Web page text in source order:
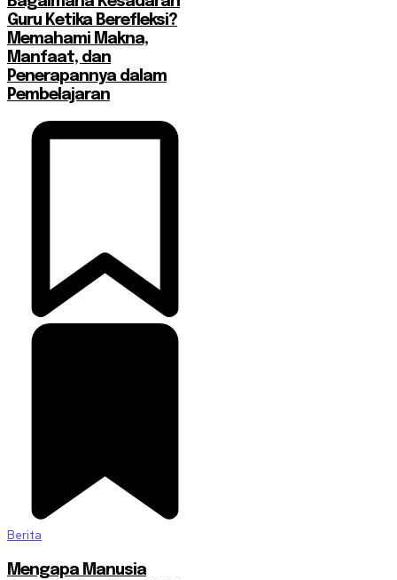
Guru Ketika Berefleksi?
Memahami Makna,
Manfaat, dan
Penerapannya dalam
Pembelajaran
Berita
Mengapa Manusia